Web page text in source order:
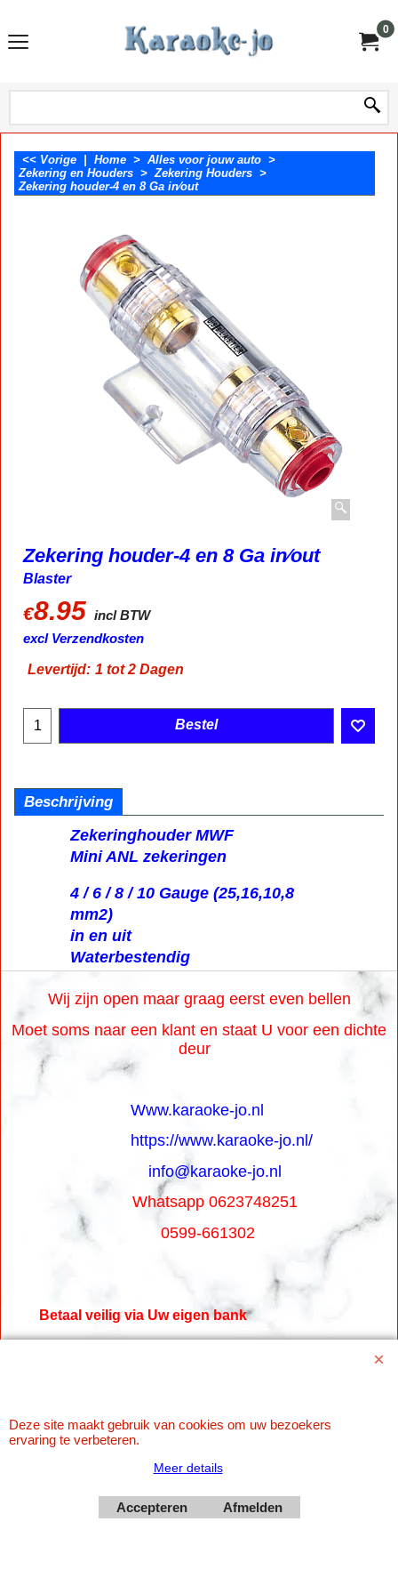
0
<< Vorige Home > Alles voor jouw auto >
Zekering en Houders >Zekering Houders >
Zekering houder-4 en 8 Ga in⁄out
Zekering houder-4 en 8 Ga in⁄out
Blaster
€8.95 incl BTW
excl Verzendkosten
Levertijd: 1 tot 2 Dagen
Bestel
Beschrijving
Zekeringhouder MWF
Mini ANL zekeringen
4 / 6 / 8 / 10 Gauge (25,16,10,8
mm2)
in en uit
Waterbestendig
Wij zijn open maar graag eerst even bellen
Moet soms naar een klant en staat U voor een dichte
deur
Www.karaoke-jo.nl
https://www.karaoke-jo.nl/
info@karaoke-jo.nl
Whatsapp 0623748251
0599-661302
Betaal veilig via Uw eigen bank
Deze site maakt gebruik van cookies om uw bezoekers
ervaring te verbeteren.
Meer details
Accepteren Afmelden